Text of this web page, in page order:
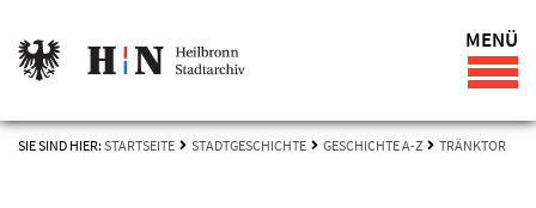
MENÜ
SIE SIND HIER: STARTSEITE STADTGESCHICHTE GESCHICHTE A-Z TRÄNKTOR